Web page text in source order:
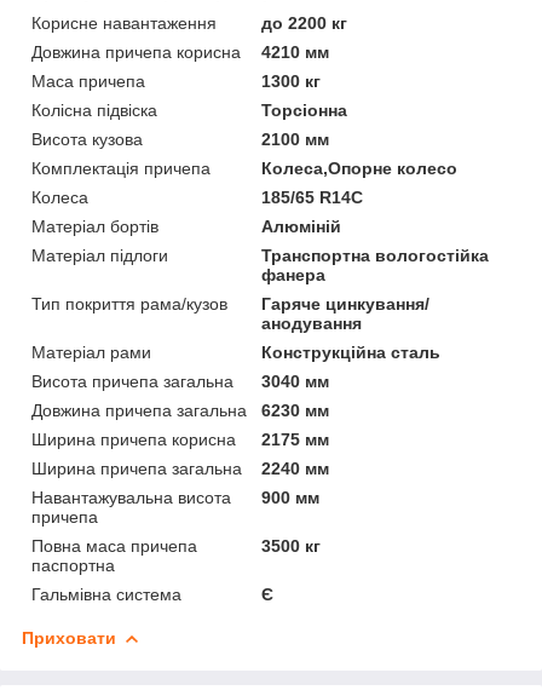
Корисне навантаження
до 2200 кг
Довжина причепа корисна
4210 мм
Маса причепа
1300 кг
Колісна підвіска
Торсіонна
Висота кузова
2100 мм
Комплектація причепа
Колеса,Опорне колесо
Колеса
185/65 R14C
Матеріал бортів
Алюміній
Матеріал підлоги
Транспортна вологостійка
фанера
Тип покриття рама/кузов
Гаряче цинкування/
анодування
Матеріал рами
Конструкційна сталь
Висота причепа загальна
3040 мм
Довжина причепа загальна
6230 мм
Ширина причепа корисна
2175 мм
Ширина причепа загальна
2240 мм
Навантажувальна висота
причепа
900 мм
Повна маса причепа
паспортна
3500 кг
Гальмівна система Є
Приховати